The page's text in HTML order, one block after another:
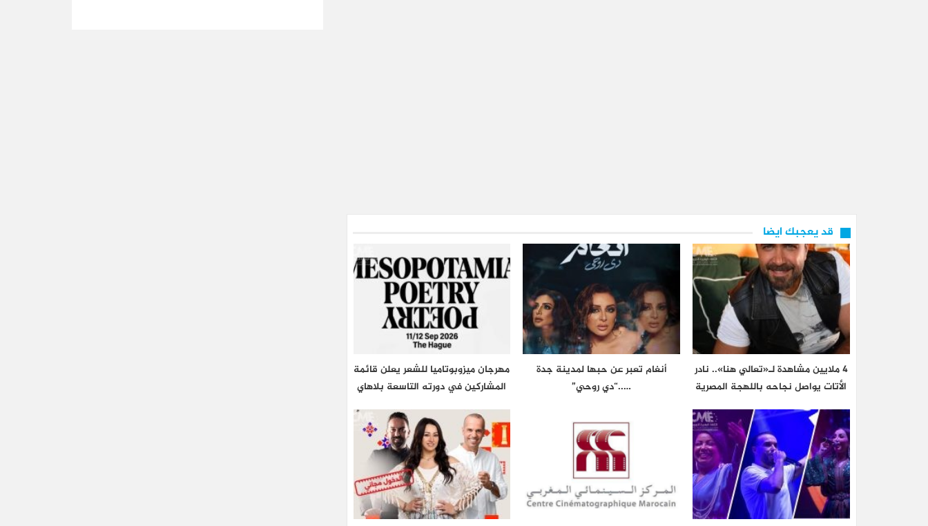
قد يعجبك ايضا
4 ملايين مشاهدة لـ«تعالي هنا».. نادر
الأتات يواصل نجاحه باللهجة المصرية
أنغام تعبر عن حبها لمدينة جدة
…..“دي روحي”
مهرجان ميزوبوتاميا للشعر يعلن قائمة
المشاركين في دورته التاسعة بلاهاي